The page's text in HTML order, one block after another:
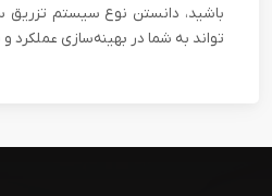
باشید، دانستن نوع سیستم
تواند به شما در بهینه‌سازی